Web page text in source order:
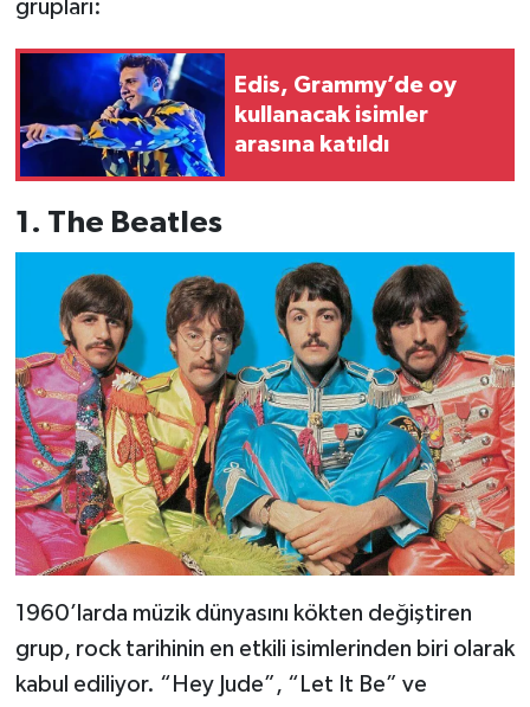
grupları:
Edis, Grammy’de oy
kullanacak isimler
arasına katıldı
1. The Beatles
1960’larda müzik dünyasını kökten değiştiren
grup, rock tarihinin en etkili isimlerinden biri olarak
kabul ediliyor. “Hey Jude”, “Let It Be” ve